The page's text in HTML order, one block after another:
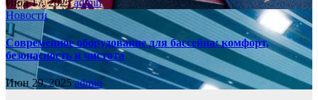
Новости
Современное оборудование для бассейна: комфорт,
безопасность и чистота
Июн 29, 2025admin